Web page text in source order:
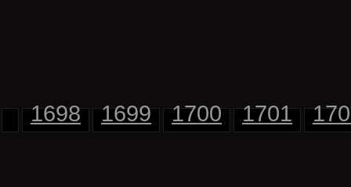
1698 1699 1700 1701